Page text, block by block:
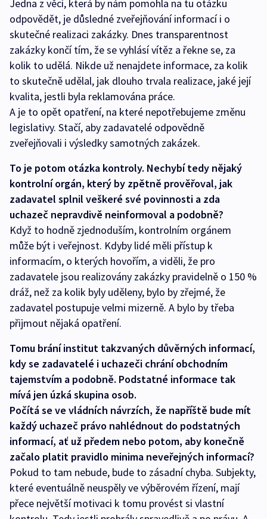
Jedna z věcí, která by nám pomohla na tu otázku
odpovědět, je důsledné zveřejňování informací i o
skutečné realizaci zakázky. Dnes transparentnost
zakázky končí tím, že se vyhlásí vítěz a řekne se, za
kolik to udělá. Nikde už nenajdete informace, za kolik
to skutečně udělal, jak dlouho trvala realizace, jaké její
kvalita, jestli byla reklamována práce.
A je to opět opatření, na které nepotřebujeme změnu
legislativy. Stačí, aby zadavatelé odpovědně
zveřejňovali i výsledky samotných zakázek.
To je potom otázka kontroly. Nechybí tedy nějaký
kontrolní orgán, který by zpětně prověřoval, jak
zadavatel splnil veškeré své povinnosti a zda
uchazeč nepravdivě neinformoval a podobně?
Když to hodně zjednoduším, kontrolním orgánem
může být i veřejnost. Kdyby lidé měli přístup k
informacím, o kterých hovořím, a viděli, že pro
zadavatele jsou realizovány zakázky pravidelně o 150 %
dráž, než za kolik byly uděleny, bylo by zřejmé, že
zadavatel postupuje velmi mizerně. A bylo by třeba
přijmout nějaká opatření.
Tomu brání institut takzvaných důvěrných informací,
kdy se zadavatelé i uchazeči chrání obchodním
tajemstvím a podobně. Podstatné informace tak
mívá jen úzká skupina osob.
Počítá se ve vládních návrzích, že napříště bude mít
každý uchazeč právo nahlédnout do podstatných
informací, ať už předem nebo potom, aby konečně
začalo platit pravidlo minima neveřejných informací?
Pokud to tam nebude, bude to zásadní chyba. Subjekty,
které eventuálně neuspěly ve výběrovém řízení, mají
přece největší motivaci k tomu provést si vlastní